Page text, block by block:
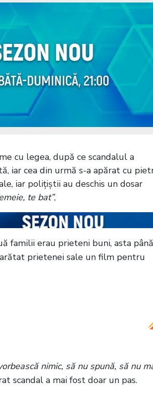
cu legea, după ce scandalul a
iar cea din urmă s-a apărat cu
iar polițiștii au deschis un dosar
te bat”,
familii erau prieteni buni, asta până
prietenei sale un film pentru
nimic, să nu spună, să nu
scandal a mai fost doar un pas.